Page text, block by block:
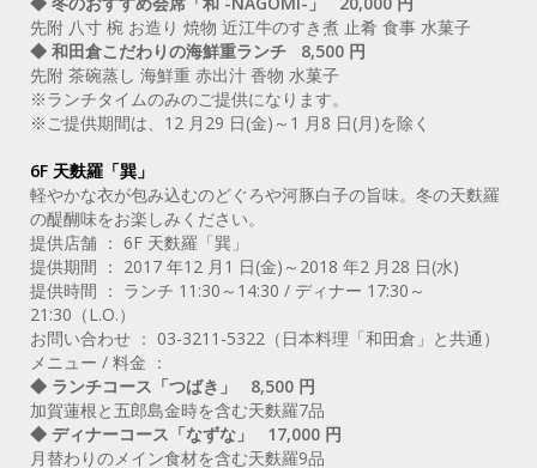
先附 八寸 椀 お造り 焼物 近江牛のすき煮 止肴 食事 水菓子
◆ 和田倉こだわりの海鮮重ランチ 8,500 円
先附 茶碗蒸し 海鮮重 赤出汁 香物 水菓子
※ランチタイムのみのご提供になります。
※ご提供期間は、12 月29 日(金)～1 月8 日(月)を除く
6F 天麩羅「巽」
軽やかな衣が包み込むのどぐろや河豚白子の旨味。冬の天麩羅
の醍醐味をお楽しみください。
提供店舗 ： 6F 天麩羅「巽」
提供期間 ： 2017 年12 月1 日(金)～2018 年2 月28 日(水)
提供時間 ： ランチ 11:30～14:30 / ディナー 17:30～
21:30（L.O.）
お問い合わせ ： 03-3211-5322（日本料理「和田倉」と共通）
メニュー / 料金 ：
◆ ランチコース「つばき」 8,500 円
加賀蓮根と五郎島金時を含む天麩羅7品
◆ ディナーコース「なずな」 17,000 円
月替わりのメイン食材を含む天麩羅9品